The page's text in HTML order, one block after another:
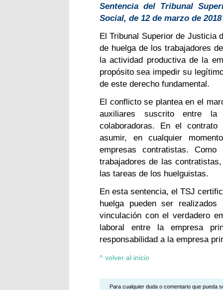
Sentencia del Tribunal
Social, de 12 de marzo de 2018
El Tribunal Superior de Justicia
de huelga de los trabajadores
la actividad productiva de la
propósito sea impedir su
de este derecho fundamental.
El conflicto se plantea en el
auxiliares suscrito entre la
colaboradoras. En el
asumir, en cualquier
empresas contratistas.
trabajadores de las
las tareas de los huelguistas.
En esta sentencia, el TSJ
huelga pueden ser
vinculación con el verdadero
laboral entre la empresa
responsabilidad a la empresa
^ volver al inicio
Para cualquier duda o comentario que pueda